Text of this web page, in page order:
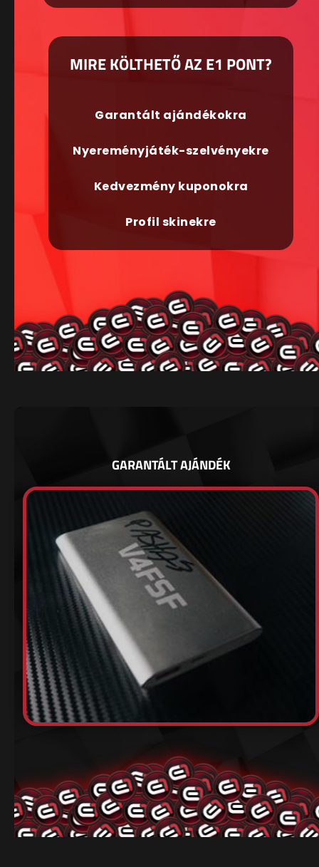
MIRE KÖLTHETŐ AZ E1 PONT?
Garantált ajándékokra
Nyereményjáték-szelvényekre
Kedvezmény kuponokra
Profil skinekre
GARANTÁLT AJÁNDÉK